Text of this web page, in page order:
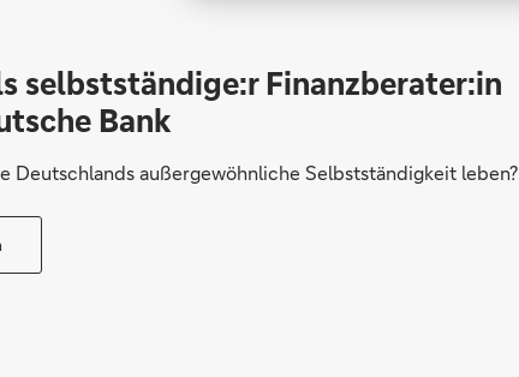
selbstständige:r Finanzberater:in
Bank
Deutschlands außergewöhnliche Selbstständigkeit leben?